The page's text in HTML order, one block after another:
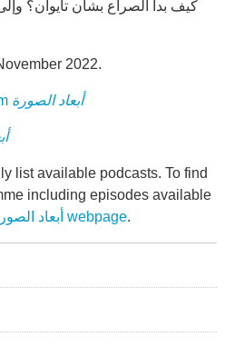
كيف بدأ الصراع بشأن تايوان؟
2022.
أبعاد الصورة
list available podcasts. To find
including episodes available
أبعاد الصورة webpage.